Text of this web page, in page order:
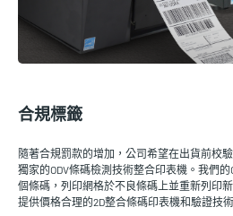
合規標籤
隨著合規罰款的增加，公司希望在出貨前校
獨家的ODV條碼檢測技術整合印表機。我們
個條碼，列印網格於不良條碼上並重新列印
提供價格合理的2D整合條碼印表機和驗證技